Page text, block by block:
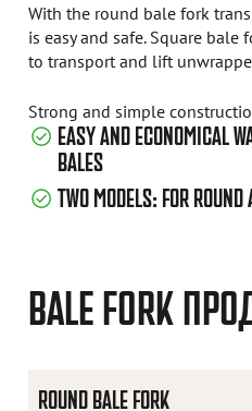
With the round bale fork
is easy and safe. Square bale
to transport and lift
Strong and simple
EASY AND ECONOMICAL
BALES
TWO MODELS: FOR
BALE FORK
ROUND BALE FORK